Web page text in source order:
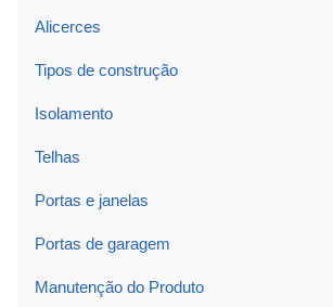
Alicerces
Tipos de construção
Isolamento
Telhas
Portas e janelas
Portas de garagem
Manutenção do Produto